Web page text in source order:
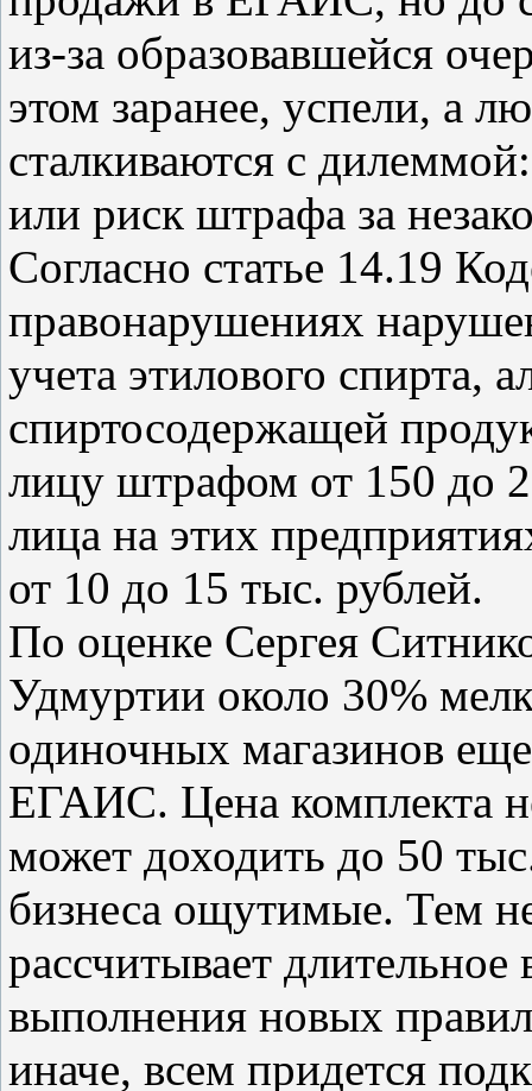
из-за образовавшейся
этом заранее, успели, а
сталкиваются с
или риск штрафа за
Согласно статье 14.19
правонарушениях
учета этилового спирта,
спиртосодержащей
лицу штрафом от 150 до
лица на этих
от 10 до 15 тыс. рублей.
По оценке Сергея
Удмуртии около 30%
одиночных магазинов
ЕГАИС. Цена комплекта
может доходить до 50
бизнеса ощутимые. Тем
рассчитывает длительное
выполнения новых
иначе, всем придется